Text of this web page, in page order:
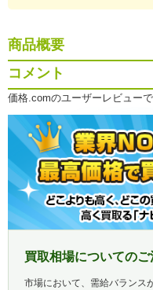
商品概要
コメント
価格.comのユーザーレビューで
買取相場についてのご
市場において、需給バランス